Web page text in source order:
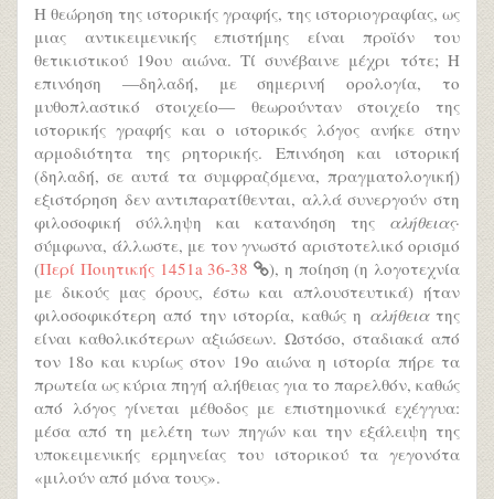
Η θεώρηση της ιστορικής γραφής, της ιστοριογραφίας, ως
μιας αντικειμενικής επιστήμης είναι προϊόν του
θετικιστικού 19ου αιώνα. Τί συνέβαινε μέχρι τότε; H
επινόηση ―δηλαδή, με σημερινή ορολογία, το
μυθοπλαστικό στοιχείο― θεωρούνταν στοιχείο της
ιστορικής γραφής και ο ιστορικός λόγος ανήκε στην
αρμοδιότητα της ρητορικής. Επινόηση και ιστορική
(δηλαδή, σε αυτά τα συμφραζόμενα, πραγματολογική)
εξιστόρηση δεν αντιπαρατίθενται, αλλά συνεργούν στη
φιλοσοφική σύλληψη και κατανόηση της αλήθειας·
σύμφωνα, άλλωστε, με τον γνωστό αριστοτελικό ορισμό
(Περί Ποιητικής 1451a 36-38
), η ποίηση (η λογοτεχνία
με δικούς μας όρους, έστω και απλουστευτικά) ήταν
φιλοσοφικότερη από την ιστορία, καθώς η αλήθειατης
είναι καθολικότερων αξιώσεων. Ωστόσο, σταδιακά από
τον 18ο και κυρίως στον 19ο αιώνα η ιστορία πήρε τα
πρωτεία ως κύρια πηγή αλήθειας για το παρελθόν, καθώς
από λόγος γίνεται μέθοδος με επιστημονικά εχέγγυα:
μέσα από τη μελέτη των πηγών και την εξάλειψη της
υποκειμενικής ερμηνείας του ιστορικού τα γεγονότα
«μιλούν από μόνα τους».